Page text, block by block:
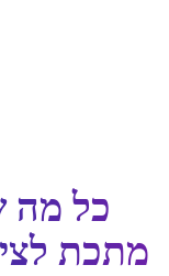
כל מה
מתכת